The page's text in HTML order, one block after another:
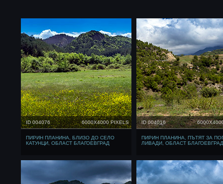
ID 004076 6000X4000 PIXELS
ПИРИН ПЛАНИНА, БЛИЗО ДО СЕЛО
КАТУНЦИ, ОБЛАСТ БЛАГОЕВГРАД
ID 004016
ПИРИН ПЛАНИНА, ПЪТЯТ ЗА
ЛИВАДИ, ОБЛАСТ БЛАГОЕВГРАД